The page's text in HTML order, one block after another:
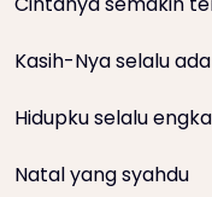
Kasih-Nya selalu
Hidupku selalu
Natal yang syahdu